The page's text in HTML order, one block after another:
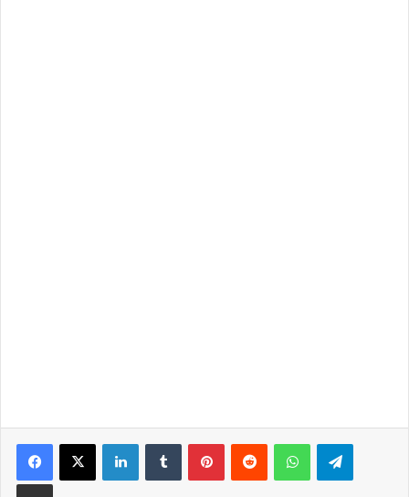
LinkedInTumblrPinterestReddit WhatsApp
Partilhar Via Email